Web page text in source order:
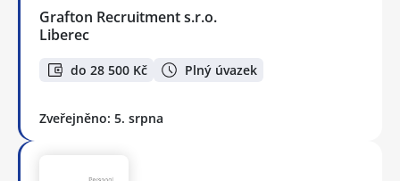
Grafton Recruitment s.r.o.
Liberec
do 28 500 Kč Plný úvazek
Zveřejněno: 5. srpna